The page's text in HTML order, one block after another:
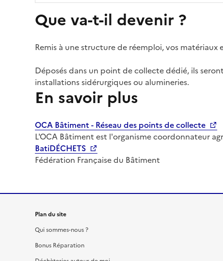
Que va-t-il devenir ?
Remis à une structure de réemploi, vos
Déposés dans un point de collecte dédié, ils
installations sidérurgiques ou alumineries.
En savoir plus
OCA Bâtiment - Réseau des points de collecte
L'OCA Bâtiment est l'organisme coordonnateur
BatiDÉCHETS
Fédération Française du Bâtiment
Plan du site
Qui sommes-nous ?
Bonus Réparation